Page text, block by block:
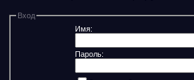
Вход
Имя:
Пароль: